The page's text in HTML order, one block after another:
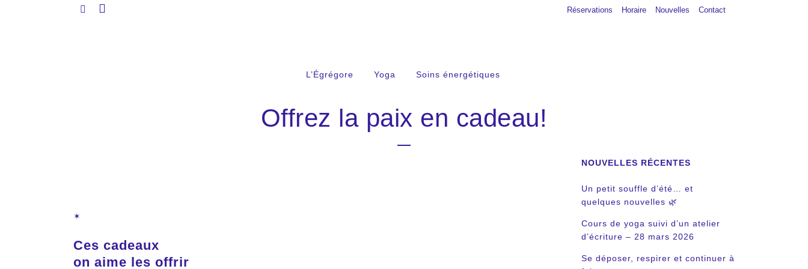
Réservations Horaire Nouvelles Contact
L’Égrégore Yoga Soins énergétiques
Offrez la paix en cadeau!
✶
Ces cadeaux
on aime les offrir
NOUVELLES RÉCENTES
Un petit souffle d’été… et
quelques nouvelles 🌿
Cours de yoga suivi d’un atelier
d’écriture – 28 mars 2026
Se déposer, respirer et continuer à